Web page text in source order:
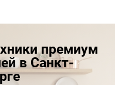
премиум
в Санкт-